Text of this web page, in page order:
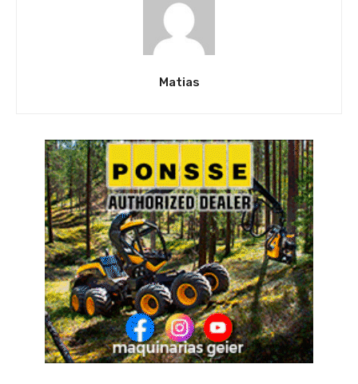
Matias